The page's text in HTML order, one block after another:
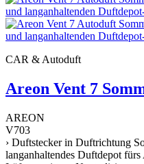
CAR & Autoduft
Areon Vent 7
AREON
V703
› Duftstecker in Duftrichtung
langanhaltendes Duftdepot